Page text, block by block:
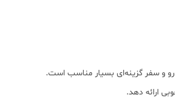
و سفر گزینه‌ای بسیار مناسب است.
ارائه دهد.